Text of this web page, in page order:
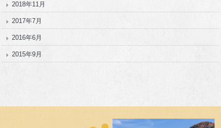
2018年11月
2017年7月
2016年6月
2015年9月